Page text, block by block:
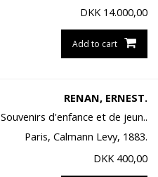
DKK 14.000,00
Add to cart
RENAN, ERNEST.
Souvenirs d'enfance et de jeun..
Paris, Calmann Levy, 1883.
DKK 400,00